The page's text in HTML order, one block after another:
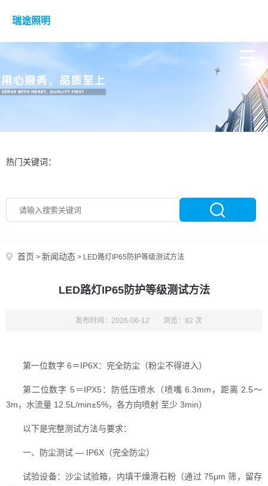
瑞途照明
热门关键词：
首页 > 新闻动态 > LED路灯IP65防护等级测试方法
LED路灯IP65防护等级测试方法
发布时间：2026-06-12 浏览：82 次
第一位数字 6＝IP6X：完全防尘（粉尘不得进入）
第二位数字 5＝IPX5：防低压喷水（喷嘴 6.3mm，距离 2.5～
3m，水流量 12.5L/min±5%，各方向喷射 至少 3min）
以下是完整测试方法与要求：
一、防尘测试 — IP6X（完全防尘）
试验设备：沙尘试验箱，内填干燥滑石粉（通过 75μm 筛，留存